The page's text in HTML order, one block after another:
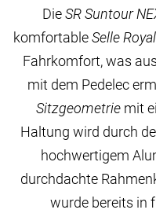
DieSR Suntour
komfortableSelle
Fahrkomfort, was
mit dem Pedelec
Sitzgeometriemit
Haltung wird durch
hochwertigem
durchdachte
wurde bereits in